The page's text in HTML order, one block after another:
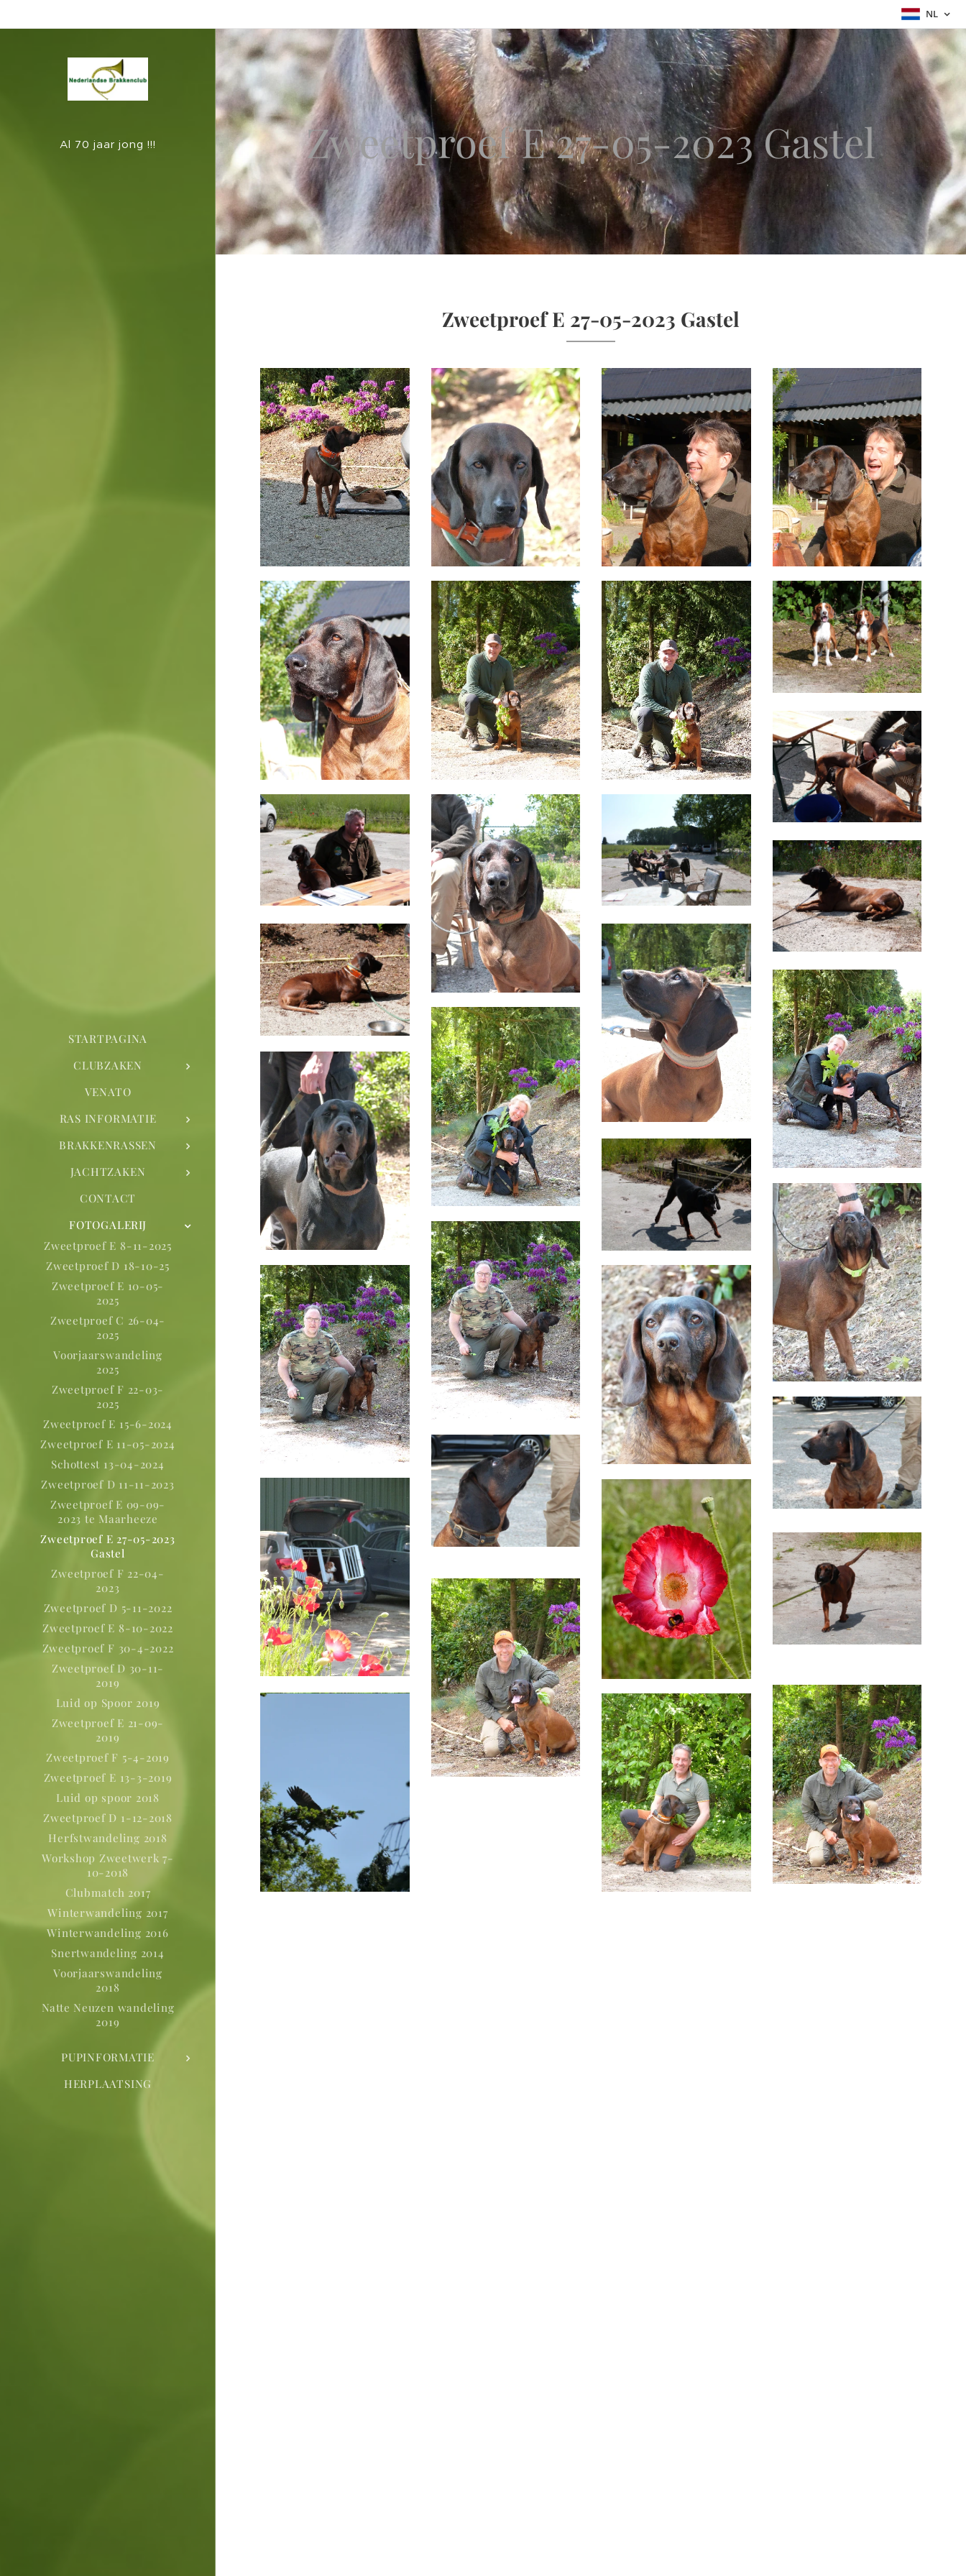
NL
Al 70 jaar jong !!!
STARTPAGINA
CLUBZAKEN
VENATO
RAS INFORMATIE
BRAKKENRASSEN
JACHTZAKEN
CONTACT
FOTOGALERIJ
Zweetproef E 8-11-2025
Zweetproef D 18-10-25
Zweetproef E 10-05-
2025
Zweetproef C 26-04-
2025
Voorjaarswandeling
2025
Zweetproef F 22-03-
2025
Zweetproef E 15-6-2024
Zweetproef E 11-05-2024
Schottest 13-04-2024
Zweetproef D 11-11-2023
Zweetproef E 09-09-
2023 te Maarheeze
Zweetproef E 27-05-2023
Gastel
Zweetproef F 22-04-
2023
Zweetproef D 5-11-2022
Zweetproef E 8-10-2022
Zweetproef F 30-4-2022
Zweetproef D 30-11-
2019
Luid op Spoor 2019
Zweetproef E 21-09-
2019
Zweetproef F 5-4-2019
Zweetproef E 13-3-2019
Luid op spoor 2018
Zweetproef D 1-12-2018
Herfstwandeling 2018
Workshop Zweetwerk 7-
10-2018
Clubmatch 2017
Winterwandeling 2017
Winterwandeling 2016
Snertwandeling 2014
Voorjaarswandeling
2018
Natte Neuzen wandeling
2019
PUPINFORMATIE
HERPLAATSING
Zweetproef E 27-05-2023 Gastel
Zweetproef E 27-05-2023 Gastel